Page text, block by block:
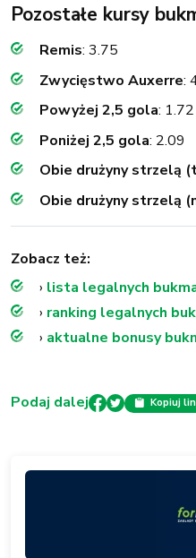
Pozostałe kursy
Remis: 3.75
Zwycięstwo Auxerre:
Powyżej 2,5 gola: 1.72
Poniżej 2,5 gola: 2.09
Obie drużyny strzelą
Obie drużyny strzelą
Zobacz też:
› lista legalnych
› ranking legalnych
› aktualne bonusy
Podaj dalej Kopiuj